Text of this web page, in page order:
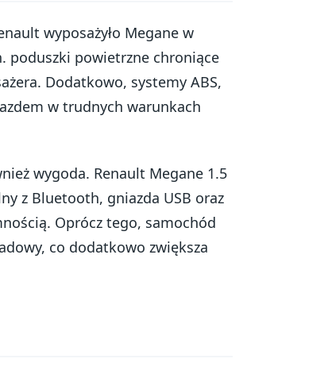
wyposażyło Megane w
poduszki powietrzne chroniące
Dodatkowo, systemy ABS,
w trudnych warunkach
wygoda. Renault Megane 1.5
z Bluetooth, gniazda USB oraz
Oprócz tego, samochód
co dodatkowo zwiększa